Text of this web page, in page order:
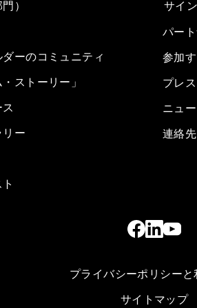
）
ーのコミュニティ
ストーリー」
リー
サイ
パー
参加
プレ
ニュ
連絡
プライバシーポリシーと
サイトマップ